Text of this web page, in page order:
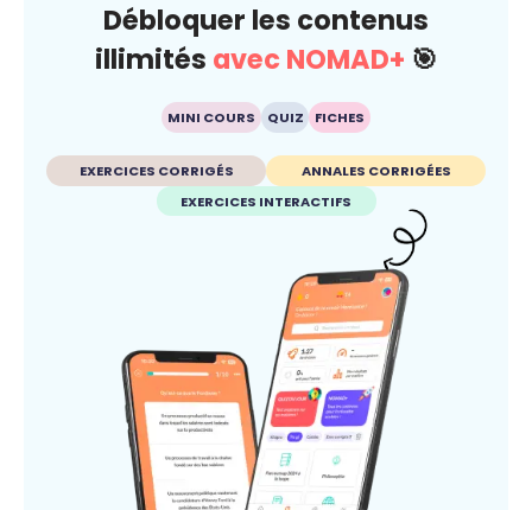
Débloquer les contenus
illimités avec NOMAD+ 🎯
MINI COURS QUIZ FICHES
EXERCICES CORRIGÉS
ANNALES CORRIGÉES
EXERCICES INTERACTIFS